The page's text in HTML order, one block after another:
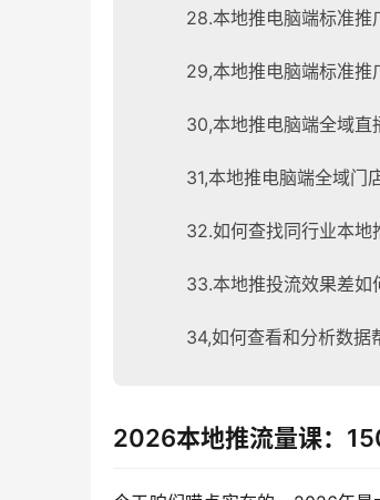
28.本地推电脑端标准
29,本地推电脑端标准
30,本地推电脑端全域
31,本地推电脑端全域门
32.如何查找同行业本
33.本地推投流效果差
34,如何查看和分析数
2026本地推流量课：